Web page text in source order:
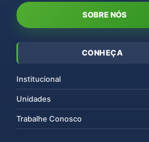
SOBRE NÓS
CONHEÇA
Institucional
Unidades
Trabalhe Conosco